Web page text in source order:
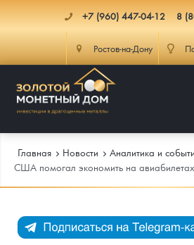
+7 (960) 447-04-12 8
Ростов-на-Дону
Каталог Монет
Инфо
Главная Новости Аналитика и
США помогал экономить на авиабилетах